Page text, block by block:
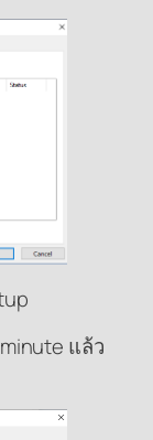
แล้ว